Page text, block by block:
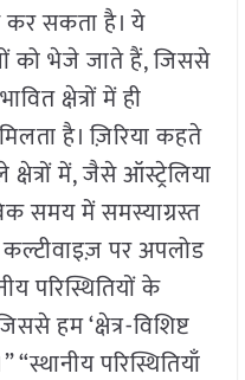
कर सकता है। ये
को भेजे जाते हैं, जिससे
क्षेत्रों में ही
है। ज़िरिया कहते
क्षेत्रों में, जैसे ऑस्ट्रेलिया
समय में समस्याग्रस्त
कल्टीवाइज़ पर अपलोड
परिस्थितियों के
हम ‘क्षेत्र-विशिष्ट
परिस्थितियाँ